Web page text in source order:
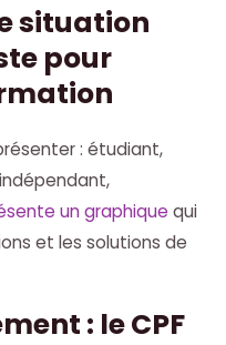
situation
pour
: étudiant,
un graphique qui
et les solutions de
: le CPF